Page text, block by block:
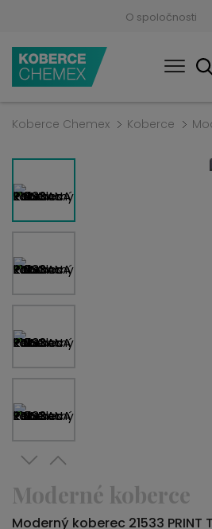
O spoločnosti
Koberce Chemex Koberce
Moderné koberce
Moderný koberec 21533 PRINT